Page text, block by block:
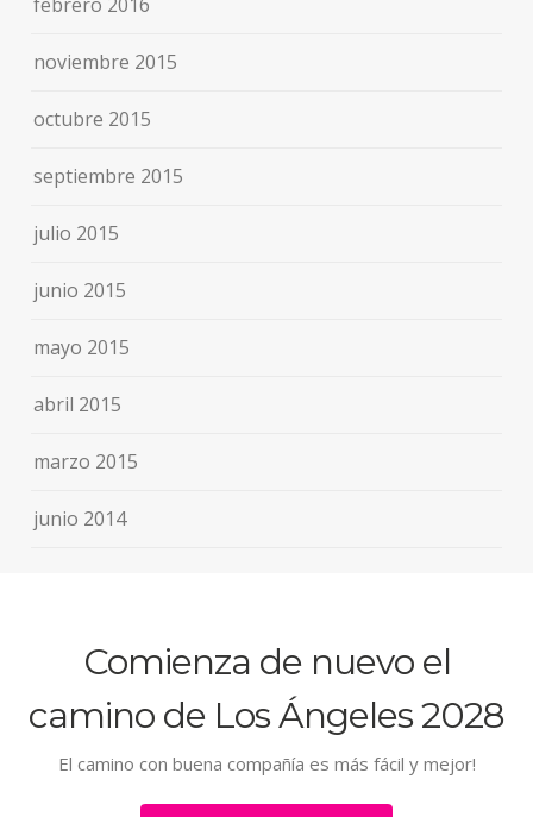
febrero 2016
noviembre 2015
octubre 2015
septiembre 2015
julio 2015
junio 2015
mayo 2015
abril 2015
marzo 2015
junio 2014
Comienza de nuevo el
camino de Los Ángeles 2028
El camino con buena compañía es más fácil y mejor!